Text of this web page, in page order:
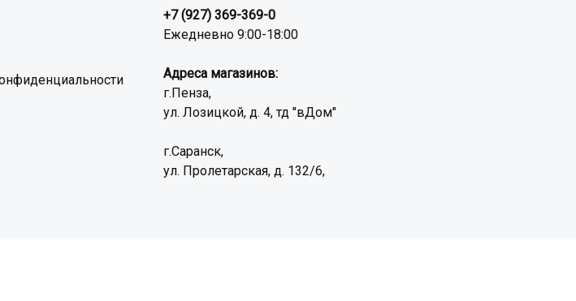
+7 (927) 369-369-0
Ежедневно 9:00-18:00
Адреса магазинов:
г.Пенза,
ул. Лозицкой, д. 4, тд "вДом"
г.Саранск,
ул. Пролетарская, д. 132/6,